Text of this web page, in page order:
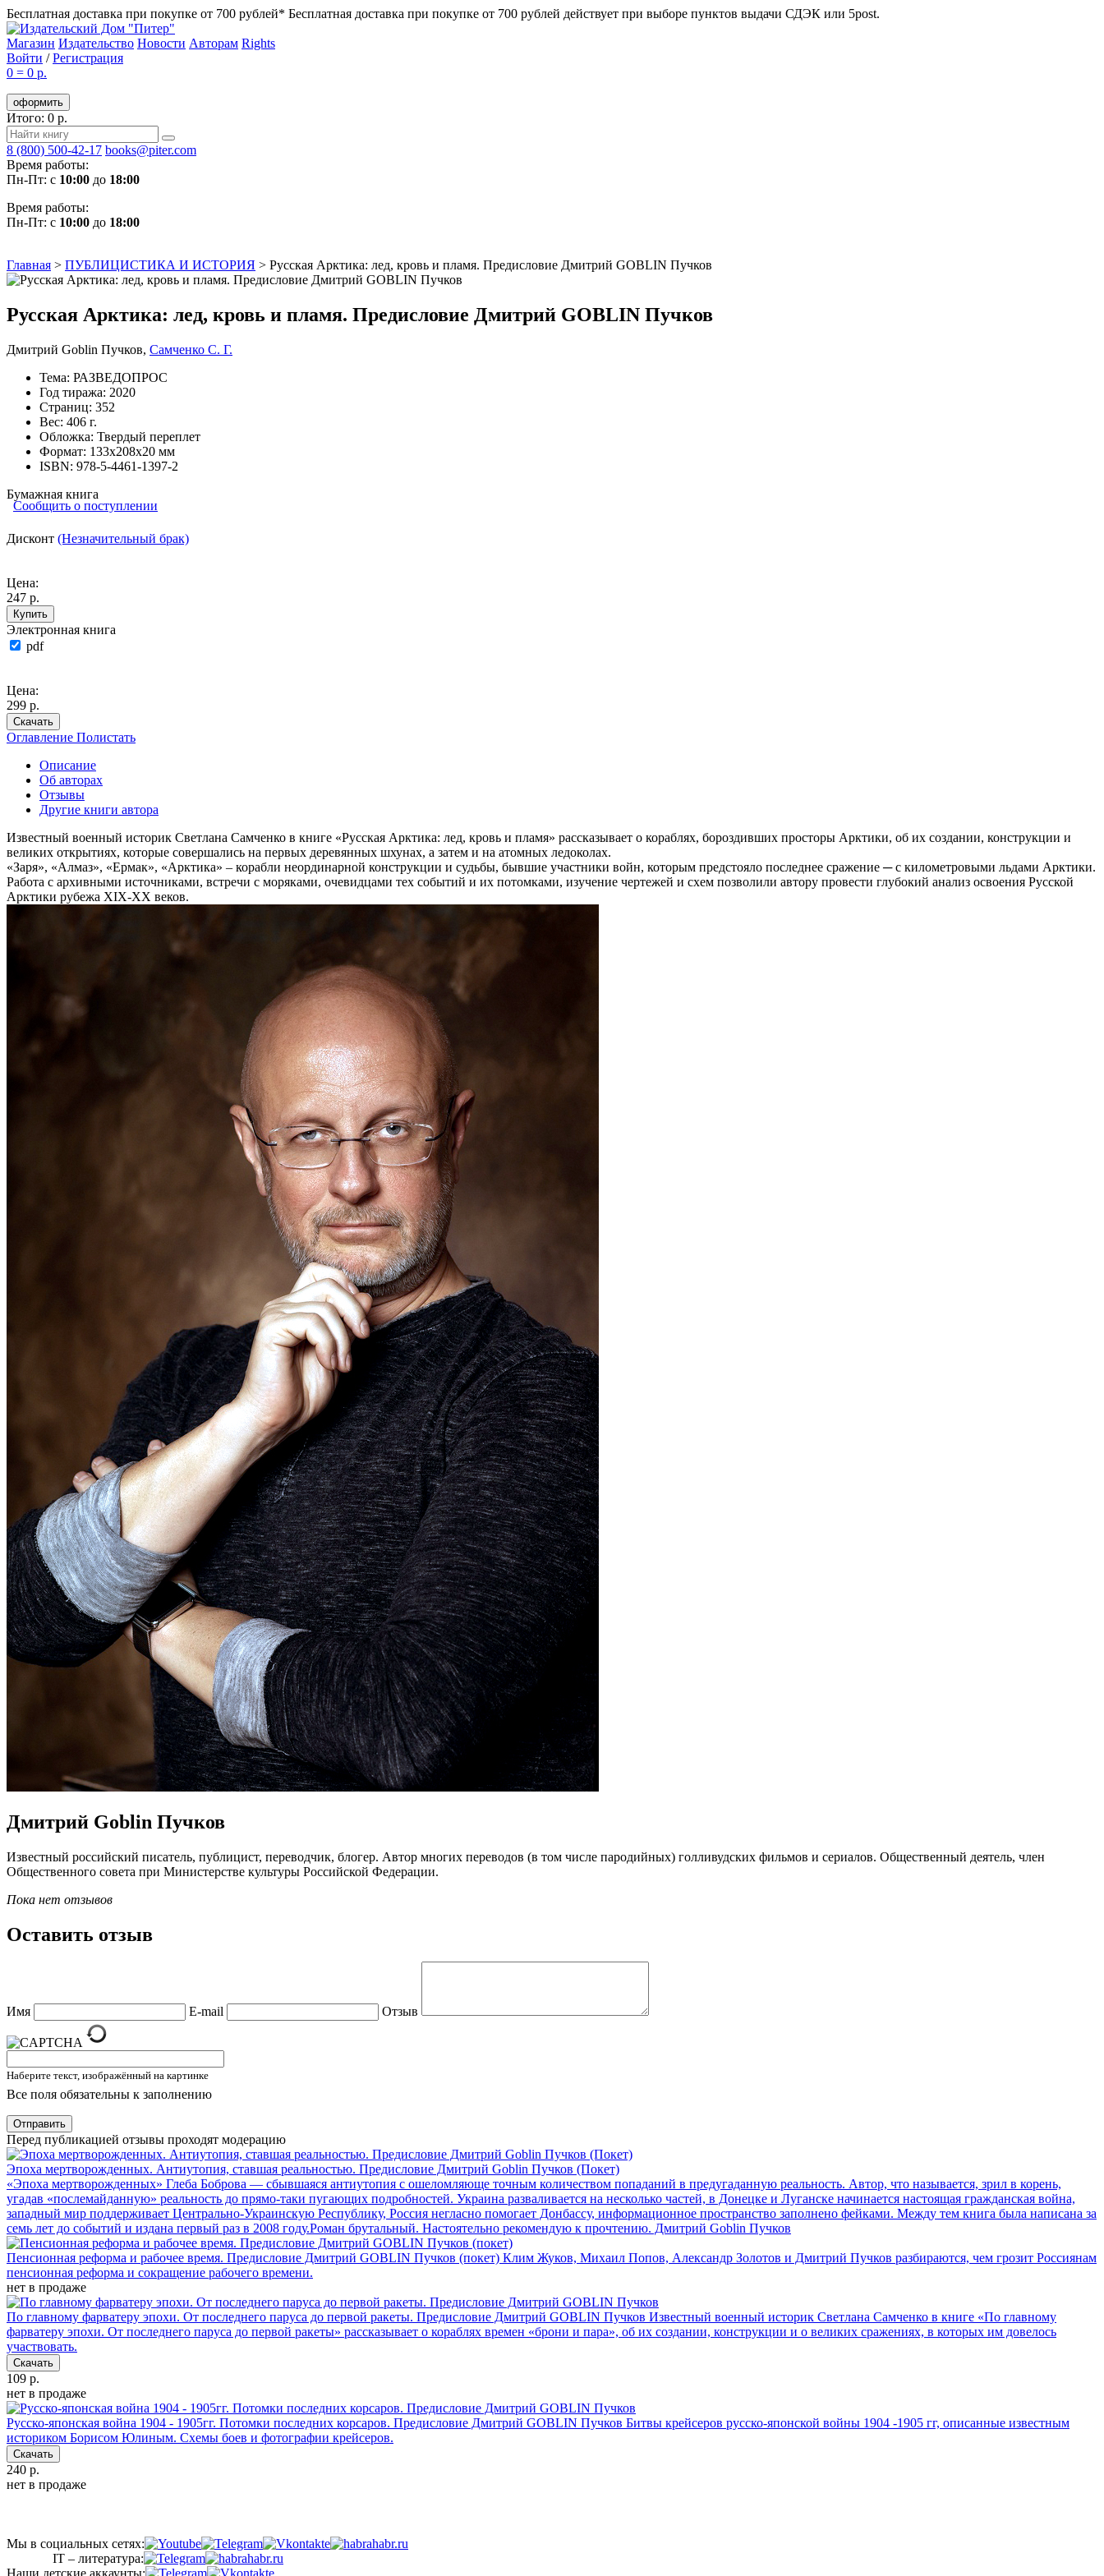
Бесплатная доставка при покупке от 700 рублей* Бесплатная доставка при покупке от 700 рублей действует при выборе пунктов выдачи СДЭК или 5post.
Магазин Издательство Новости Авторам Rights
Войти /Регистрация
0 = 0 р.
оформить
Итого: 0 р.
8 (800) 500-42-17 books@piter.com
Время работы:
Пн-Пт: с 10:00 до 18:00
Время работы:
Пн-Пт: с 10:00 до 18:00
Главная > ПУБЛИЦИСТИКА И ИСТОРИЯ > Русская Арктика: лед, кровь и пламя. Предисловие Дмитрий GOBLIN Пучков
Русская Арктика: лед, кровь и пламя. Предисловие Дмитрий GOBLIN Пучков
Дмитрий Goblin Пучков, Самченко С. Г.
Тема: РАЗВЕДОПРОС
Год тиража: 2020
Страниц: 352
Вес: 406 г.
Обложка: Твердый переплет
Формат: 133х208х20 мм
ISBN: 978-5-4461-1397-2
Бумажная книга
Сообщить о поступлении
Дисконт (Незначительный брак)
Цена:
247 р.
Купить
Электронная книга
pdf
Цена:
299 р.
Скачать
Оглавление Полистать
Описание
Об авторах
Отзывы
Другие книги автора
Известный военный историк Светлана Самченко в книге «Русская Арктика: лед, кровь и пламя» рассказывает о кораблях, бороздивших просторы Арктики, об их создании, конструкции и
великих открытиях, которые совершались на первых деревянных шхунах, а затем и на атомных ледоколах.
«Заря», «Алмаз», «Ермак», «Арктика» – корабли неординарной конструкции и судьбы, бывшие участники войн, которым предстояло последнее сражение ─ с километровыми льдами Арктики.
Работа с архивными источниками, встречи с моряками, очевидцами тех событий и их потомками, изучение чертежей и схем позволили автору провести глубокий анализ освоения Русской
Арктики рубежа XIX-XX веков.
Дмитрий Goblin Пучков
Известный российский писатель, публицист, переводчик, блогер. Автор многих переводов (в том числе пародийных) голливудских фильмов и сериалов. Общественный деятель, член
Общественного совета при Министерстве культуры Российской Федерации.
Пока нет отзывов
Оставить отзыв
Имя E-mail Отзыв
Наберите текст, изображённый на картинке
Все поля обязательны к заполнению
Отправить
Перед публикацией отзывы проходят модерацию
Эпоха мертворожденных. Антиутопия, ставшая реальностью. Предисловие Дмитрий Goblin Пучков (Покет)
«Эпоха мертворожденных» Глеба Боброва — сбывшаяся антиутопия с ошеломляюще точным количеством попаданий в предугаданную реальность. Автор, что называется, зрил в корень,
угадав «послемайданную» реальность до прямо-таки пугающих подробностей. Украина разваливается на несколько частей, в Донецке и Луганске начинается настоящая гражданская война,
западный мир поддерживает Центрально-Украинскую Республику, Россия негласно помогает Донбассу, информационное пространство заполнено фейками. Между тем книга была написана за
семь лет до событий и издана первый раз в 2008 году.Роман брутальный. Настоятельно рекомендую к прочтению. Дмитрий Goblin Пучков
Пенсионная реформа и рабочее время. Предисловие Дмитрий GOBLIN Пучков (покет) Клим Жуков, Михаил Попов, Александр Золотов и Дмитрий Пучков разбираются, чем грозит Россиянам
пенсионная реформа и сокращение рабочего времени.
нет в продаже
По главному фарватеру эпохи. От последнего паруса до первой ракеты. Предисловие Дмитрий GOBLIN Пучков Известный военный историк Светлана Самченко в книге «По главному
фарватеру эпохи. От последнего паруса до первой ракеты» рассказывает о кораблях времен «брони и пара», об их создании, конструкции и о великих сражениях, в которых им довелось
участвовать.
Скачать
109 р.
нет в продаже
Русско-японская война 1904 - 1905гг. Потомки последних корсаров. Предисловие Дмитрий GOBLIN Пучков Битвы крейсеров русско-японской войны 1904 -1905 гг, описанные известным
историком Борисом Юлиным. Схемы боев и фотографии крейсеров.
Скачать
240 р.
нет в продаже
Мы в социальных сетях:
IT – литература: